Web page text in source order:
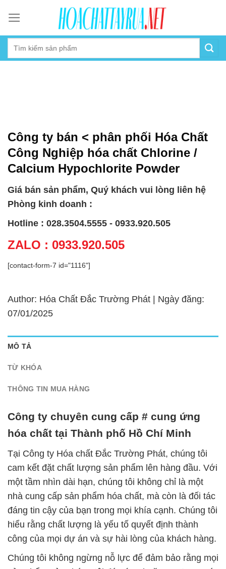
content
Công ty bán < phân phối Hóa Chất
Công Nghiệp hóa chất Chlorine /
Calcium Hypochlorite Powder
Giá bán sản phẩm, Quý khách vui lòng liên hệ
Phòng kinh doanh :
Hotline : 028.3504.5555 - 0933.920.505
ZALO : 0933.920.505
[contact-form-7 id="1116"]
Author: Hóa Chất Đắc Trường Phát | Ngày đăng:
07/01/2025
MÔ TẢ
TỪ KHÓA
THÔNG TIN MUA HÀNG
Công ty chuyên cung cấp # cung ứng
hóa chất tại Thành phố Hồ Chí Minh
Tại Công ty Hóa chất Đắc Trường Phát, chúng tôi
cam kết đặt chất lượng sản phẩm lên hàng đầu. Với
một tầm nhìn dài hạn, chúng tôi không chỉ là một
nhà cung cấp sản phẩm hóa chất, mà còn là đối tác
đáng tin cậy của bạn trong mọi khía cạnh. Chúng tôi
hiểu rằng chất lượng là yếu tố quyết định thành
công của mọi dự án và sự hài lòng của khách hàng.
Chúng tôi không ngừng nỗ lực để đảm bảo rằng mọi